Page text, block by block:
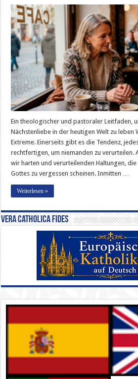
bedeutet
wirklich,
„den
Sünder
zu
lieben,
aber
die
Sünde
zu
hassen“?
Ein theologischer und pastoraler Leitfaden,
Nächstenliebe in der heutigen Welt zu leben
Extreme. Einerseits gibt es die Tendenz,
rechtfertigen, um niemanden zu verurteilen.
wir harten und verurteilenden Haltungen,
Gottes zu vergessen scheinen. Inmitten …
Weiterlesen »
Vera Catholica Fides